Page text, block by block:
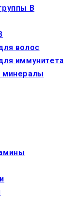
В
волос
иммунитета
минералы